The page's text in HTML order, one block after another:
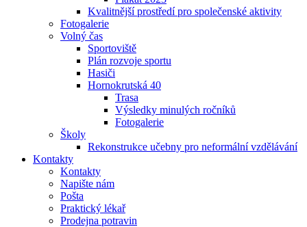
Kvalitnější prostředí pro společenské aktivity
Fotogalerie
Volný čas
Sportoviště
Plán rozvoje sportu
Hasiči
Hornokrutská 40
Trasa
Výsledky minulých ročníků
Fotogalerie
Školy
Rekonstrukce učebny pro neformální vzdělávání
Kontakty
Kontakty
Napište nám
Pošta
Praktický lékař
Prodejna potravin